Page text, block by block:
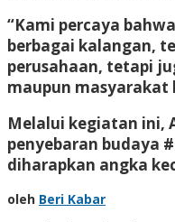
“Kami percaya
berbagai kalangan,
perusahaan, tetapi
maupun masyarakat
Melalui kegiatan ini,
penyebaran budaya
diharapkan angka
oleh Beri Kabar